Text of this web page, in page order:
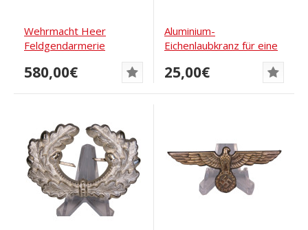
Wehrmacht Heer
Feldgendarmerie
580,00€
Aluminium-
Eichenlaubkranz für eine
Schirmmütze
25,00€